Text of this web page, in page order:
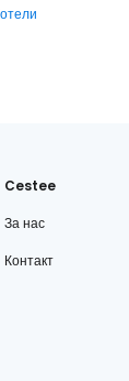
Cestee
За нас
Контакт